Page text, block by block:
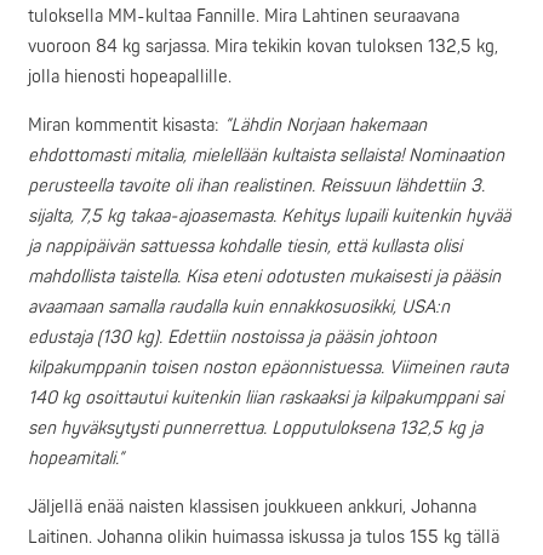
tuloksella MM-kultaa Fannille. Mira Lahtinen seuraavana
vuoroon 84 kg sarjassa. Mira tekikin kovan tuloksen 132,5 kg,
jolla hienosti hopeapallille.
Miran kommentit kisasta: ”Lähdin Norjaan hakemaan
ehdottomasti mitalia, mielellään kultaista sellaista! Nominaation
perusteella tavoite oli ihan realistinen. Reissuun lähdettiin 3.
sijalta, 7,5 kg takaa-ajoasemasta. Kehitys lupaili kuitenkin hyvää
ja nappipäivän sattuessa kohdalle tiesin, että kullasta olisi
mahdollista taistella. Kisa eteni odotusten mukaisesti ja pääsin
avaamaan samalla raudalla kuin ennakkosuosikki, USA:n
edustaja (130 kg). Edettiin nostoissa ja pääsin johtoon
kilpakumppanin toisen noston epäonnistuessa. Viimeinen rauta
140 kg osoittautui kuitenkin liian raskaaksi ja kilpakumppani sai
sen hyväksytysti punnerrettua. Lopputuloksena 132,5 kg ja
hopeamitali.”
Jäljellä enää naisten klassisen joukkueen ankkuri, Johanna
Laitinen. Johanna olikin huimassa iskussa ja tulos 155 kg tällä